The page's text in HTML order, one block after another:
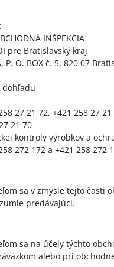
INŠPEKCIA
pre Bratislavský kraj
P. O. BOX č. 5, 820 07
dohľadu
27 21 72, +421 258 27 21
21 70
kontroly výrobkov a
272 172 a +421 258 272
sa v zmysle tejto časti
predávajúci.
sa na účely týchto
alebo pri